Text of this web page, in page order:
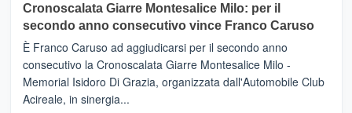
tra
sapori
vicoli
medievali
Mondello
(Palermo)
–
“E
adesso
Pasta
–
Cronoscalata Giarre Montesalice Milo: per il
secondo anno consecutivo vince Franco Caruso
È Franco Caruso ad aggiudicarsi per il secondo anno
consecutivo la Cronoscalata Giarre Montesalice Milo -
Memorial Isidoro Di Grazia, organizzata dall'Automobile Club
Acireale, in sinergia...